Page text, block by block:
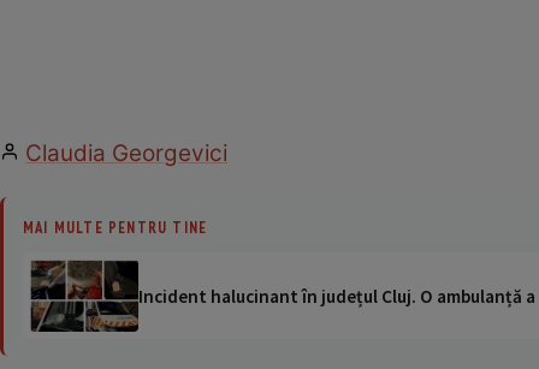
Claudia Georgevici
MAI MULTE PENTRU TINE
Incident halucinant în județul Cluj. O ambulanță